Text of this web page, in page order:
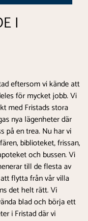
I
eftersom vi kände att
för mycket jobb. Vi
med Fristads stora
nya lägenheter där
på en trea. Nu har vi
biblioteket, frissan,
och bussen. Vi
till de flesta av
flytta från vår villa
det helt rätt. Vi
blad och börja ett
i Fristad där vi